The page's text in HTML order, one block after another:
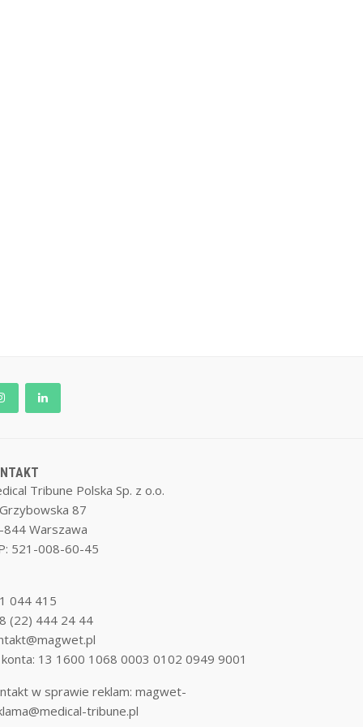
Tribune Polska Sp. z o.o.
87
844 Warszawa
521-008-60-45
044 415
(22) 444 24 44
13 1600 1068 0003 0102 0949 9001
w sprawie reklam: magwet-
tribune.pl